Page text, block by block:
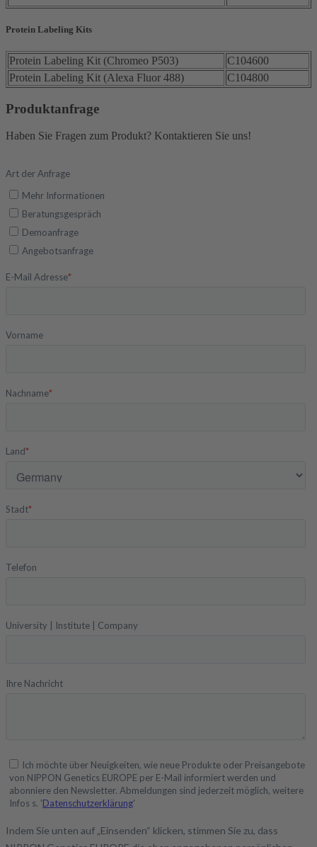
Protein Labeling Kits
Protein Labeling Kit (Chromeo P503)
C104600
Protein Labeling Kit (Alexa Fluor 488)
C104800
Produktanfrage
Haben Sie Fragen zum Produkt? Kontaktieren Sie uns!